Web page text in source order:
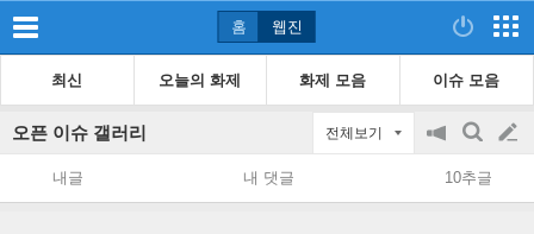
홈 웹진
최신 오늘의 화제 화제 모음 이슈 모음
오픈 이슈 갤러리 전체보기
공
지
on/off
검
색
글
쓰
내글 내 댓글 10추글